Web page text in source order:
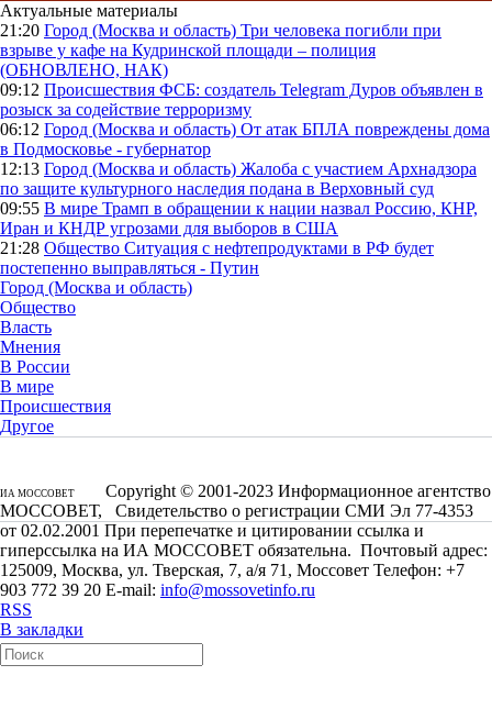
Актуальные материалы
21:20 Город (Москва и область) Три человека погибли при
взрыве у кафе на Кудринской площади – полиция
(ОБНОВЛЕНО, НАК)
09:12 Происшествия ФСБ: создатель Telegram Дуров объявлен в
розыск за содействие терроризму
06:12 Город (Москва и область) От атак БПЛА повреждены дома
в Подмосковье - губернатор
12:13 Город (Москва и область) Жалоба с участием Архнадзора
по защите культурного наследия подана в Верховный суд
09:55 В мире Трамп в обращении к нации назвал Россию, КНР,
Иран и КНДР угрозами для выборов в США
21:28 Общество Ситуация с нефтепродуктами в РФ будет
постепенно выправляться - Путин
Город (Москва и область)
Общество
Власть
Мнения
В России
В мире
Происшествия
Другое
ИА МОССОВЕТ
Copyright © 2001-2023 Информационное агентство
МОССОВЕТ, Свидетельство о регистрации СМИ Эл 77-4353
от 02.02.2001 При перепечатке и цитировании ссылка и
гиперссылка на ИА МОССОВЕТ обязательна. Почтовый адрес:
125009, Москва, ул. Тверская, 7, а/я 71, Моссовет Телефон: +7
903 772 39 20 E-mail: info@mossovetinfo.ru
RSS
В закладки